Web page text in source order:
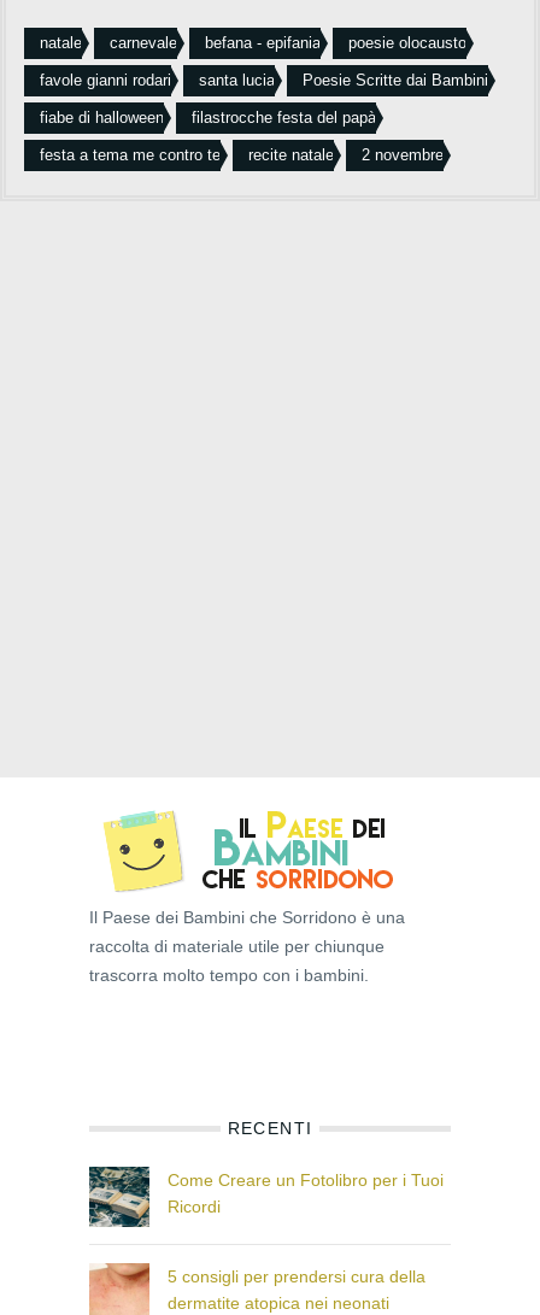
natale carnevale befana - epifania poesie olocausto
favole gianni rodari santa lucia Poesie Scritte dai Bambini
fiabe di halloween filastrocche festa del papà
festa a tema me contro te recite natale 2 novembre
Il Paese dei Bambini che Sorridono è una
raccolta di materiale utile per chiunque
trascorra molto tempo con i bambini.
RECENTI
Come Creare un Fotolibro per i Tuoi
Ricordi
5 consigli per prendersi cura della
dermatite atopica nei neonati